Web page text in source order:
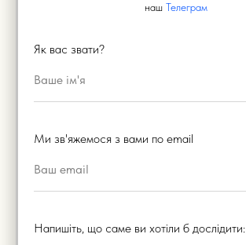
наш Телеграм
Як вас звати?
Ми зв'яжемося з вами по email
Напишіть, що саме ви хотіли б дослідити: